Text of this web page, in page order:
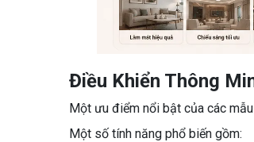
Điều Khiển Thông
Một ưu điểm nổi bật của các
Một số tính năng phổ biến gồm: